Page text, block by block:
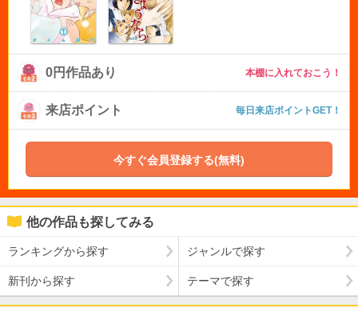
0円作品あり 本棚に入れておこう！
来店ポイント 毎日来店ポイントGET！
今すぐ会員登録する(無料)
他の作品も探してみる
ランキングから探す ジャンルで探す
新刊から探す テーマで探す